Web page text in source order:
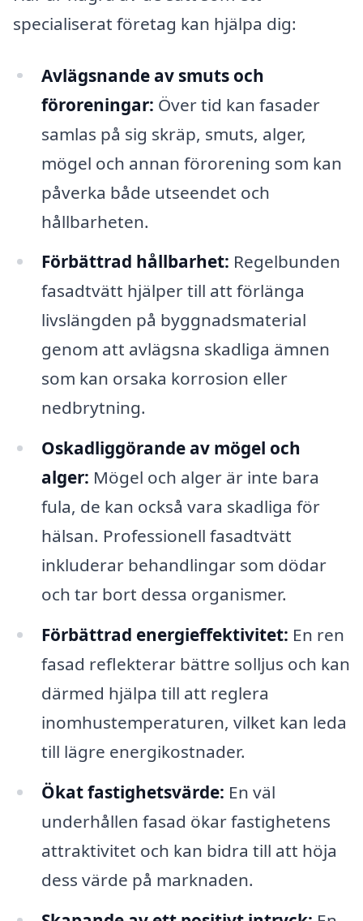
specialiserat företag kan hjälpa dig:
Avlägsnande av smuts och
föroreningar: Över tid kan fasader
samlas på sig skräp, smuts, alger,
mögel och annan förorening som kan
påverka både utseendet och
hållbarheten.
Förbättrad hållbarhet: Regelbunden
fasadtvätt hjälper till att förlänga
livslängden på byggnadsmaterial
genom att avlägsna skadliga ämnen
som kan orsaka korrosion eller
nedbrytning.
Oskadliggörande av mögel och
alger: Mögel och alger är inte bara
fula, de kan också vara skadliga för
hälsan. Professionell fasadtvätt
inkluderar behandlingar som dödar
och tar bort dessa organismer.
Förbättrad energieffektivitet: En ren
fasad reflekterar bättre solljus och kan
därmed hjälpa till att reglera
inomhustemperaturen, vilket kan leda
till lägre energikostnader.
Ökat fastighetsvärde: En väl
underhållen fasad ökar fastighetens
attraktivitet och kan bidra till att höja
dess värde på marknaden.